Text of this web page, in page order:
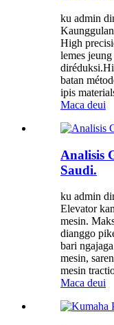
ku admin
High
lemes
batan
ipis
Maca deui
Analisis
Saudi.
ku admin
Elevator
mesin.
dianggo
bari
mesin,
mesin
Maca deui